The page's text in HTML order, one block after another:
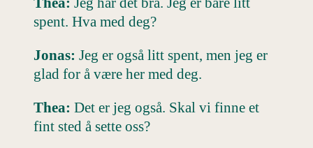
spent. Hva med deg?
Jonas: Jeg er også litt spent, men jeg er
glad for å være her med deg.
Thea: Det er jeg også. Skal vi finne et
fint sted å sette oss?